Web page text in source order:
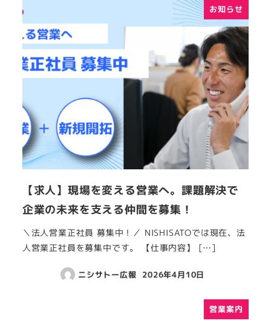
お知らせ
【求人】現場を変える営業へ。課題解決で
企業の未来を支える仲間を募集！
＼法人営業正社員 募集中！／ NISHISATOでは現在、法
人営業正社員を募集中です。 【仕事内容】 […]
ニシサトー広報 2026年4月10日
営業案内